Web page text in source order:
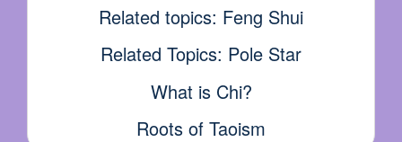
Related topics: Feng Shui
Related Topics: Pole Star
What is Chi?
Roots of Taoism